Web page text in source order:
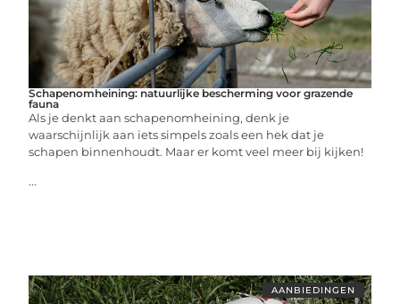
Schapenomheining: natuurlijke bescherming voor grazende
fauna
Als je denkt aan schapenomheining, denk je
waarschijnlijk aan iets simpels zoals een hek dat je
schapen binnenhoudt. Maar er komt veel meer bij kijken!
...
AANBIEDINGEN